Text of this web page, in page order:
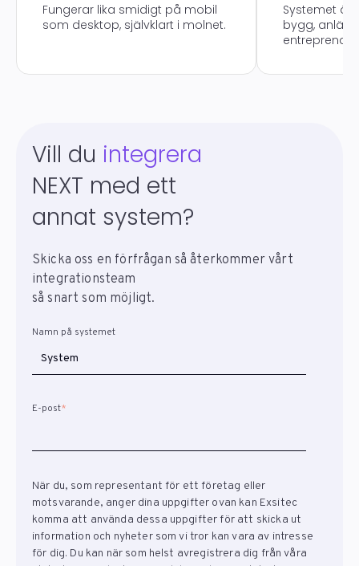
Fungerar lika smidigt på mobil
som desktop, självklart i molnet.
Systemet är
bygg,
entreprenad
Vill du integrera
NEXT med ett
annat system?
Skicka oss en förfrågan så återkommer vårt
integrationsteam
så snart som möjligt.
Namn på systemet
E-post*
När du, som representant för ett företag eller
motsvarande, anger dina uppgifter ovan kan Exsitec
komma att använda dessa uppgifter för att skicka ut
information och nyheter som vi tror kan vara av intresse
för dig. Du kan när som helst avregistrera dig från våra